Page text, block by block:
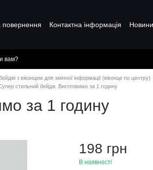
повернення Контактна інформація Новини
вам?
з віконцем для змінної інформації (віконце по центру)
стильний бейдж. Виготовимо за 1 годину
за 1 годину
198 грн
В наявності